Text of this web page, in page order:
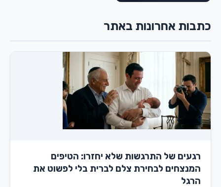
למבוגרים
כתבות אחרונות באתר
רגעים של התרגשות שלא יחזרו: הטיפים
המנצחים לבחירת צלם לברית בלי לפשוט את
הרגל